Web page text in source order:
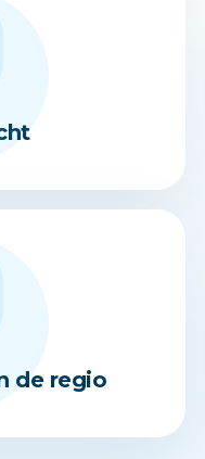
de regio